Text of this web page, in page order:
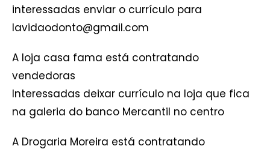
interessadas enviar o currículo para
lavidaodonto@gmail.com
A loja casa fama está contratando
vendedoras
Interessadas deixar currículo na loja que fica
na galeria do banco Mercantil no centro
A Drogaria Moreira está contratando